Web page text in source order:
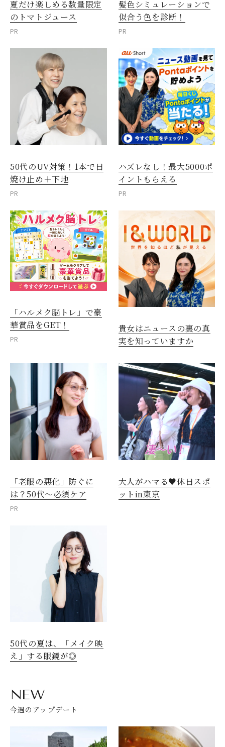
夏だけ楽しめる数量限定
のトマトジュース
PR
髪色シミュレーションで
似合う色を診断！
PR
50代のUV対策！1本で日
焼け止め＋下地
PR
ハズレなし！最大5000ポ
イントもらえる
PR
「ハルメク脳トレ」で豪
華賞品をGET！
PR
貴女はニュースの裏の真
実を知っていますか
「老眼の悪化」防ぐに
は？50代～必須ケア
PR
大人がハマる♥休日スポ
ットin東京
50代の夏は、「メイク映
え」する眼鏡が◎
NEW
今週のアップデート